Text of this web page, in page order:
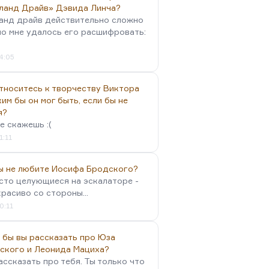
Драйв» Дэвида Линча?
драйв действительно сложно
мне удалось его расшифровать:
к творчеству Виктора
бы он мог быть, если бы не
скажешь :(
не любите Иосифа Бродского?
целующиеся на эскалаторе -
со стороны...
бы вы рассказать про Юза
и Леонида Мациха?
про тебя. Ты только что